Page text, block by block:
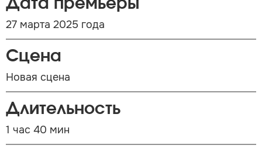
Дата премьеры
27 марта 2025 года
Сцена
Новая сцена
Длительность
1 час 40 мин